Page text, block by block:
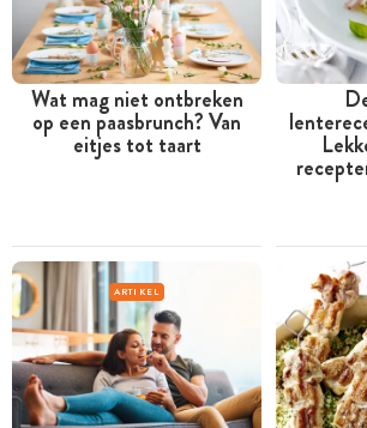
Wat mag niet ontbreken
op een paasbrunch? Van
eitjes tot taart
ARTIKEL